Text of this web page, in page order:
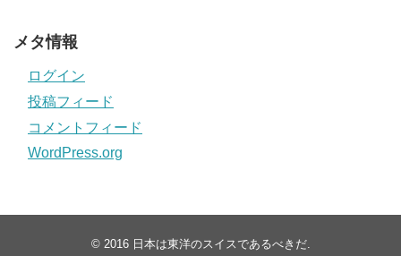
メタ情報
ログイン
投稿フィード
コメントフィード
WordPress.org
© 2016 日本は東洋のスイスであるべきだ.